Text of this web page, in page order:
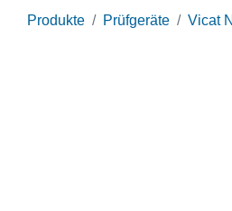
Produkte Prüfgeräte Vicat